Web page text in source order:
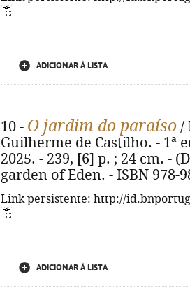
ADICIONAR À LISTA
10 - O jardim do paraíso /
Guilherme de Castilho. - 1ª
2025. - 239, [6] p. ; 24 cm. -
garden of Eden. - ISBN 978-
Link persistente: http://
ADICIONAR À LISTA